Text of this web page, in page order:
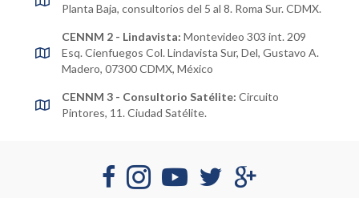
Planta Baja, consultorios del 5 al 8. Roma Sur. CDMX.
CENNM 2 - Lindavista: Montevideo 303 int. 209
Esq. Cienfuegos Col. Lindavista Sur, Del, Gustavo A.
Madero, 07300 CDMX, México
CENNM 3 - Consultorio Satélite: Circuito
Pintores, 11. Ciudad Satélite.